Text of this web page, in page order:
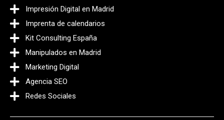
Impresión Digital en Madrid
Imprenta de calendarios
Kit Consulting España
Manipulados en Madrid
Marketing Digital
Agencia SEO
Redes Sociales